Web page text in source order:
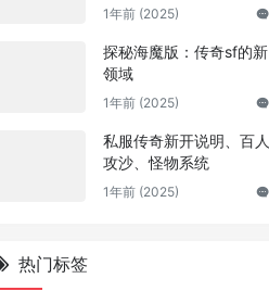
1年前 (2025)
探秘海魔版：传奇sf的新
领域
1年前 (2025)
私服传奇新开说明、百人
攻沙、怪物系统
1年前 (2025)
热门标签